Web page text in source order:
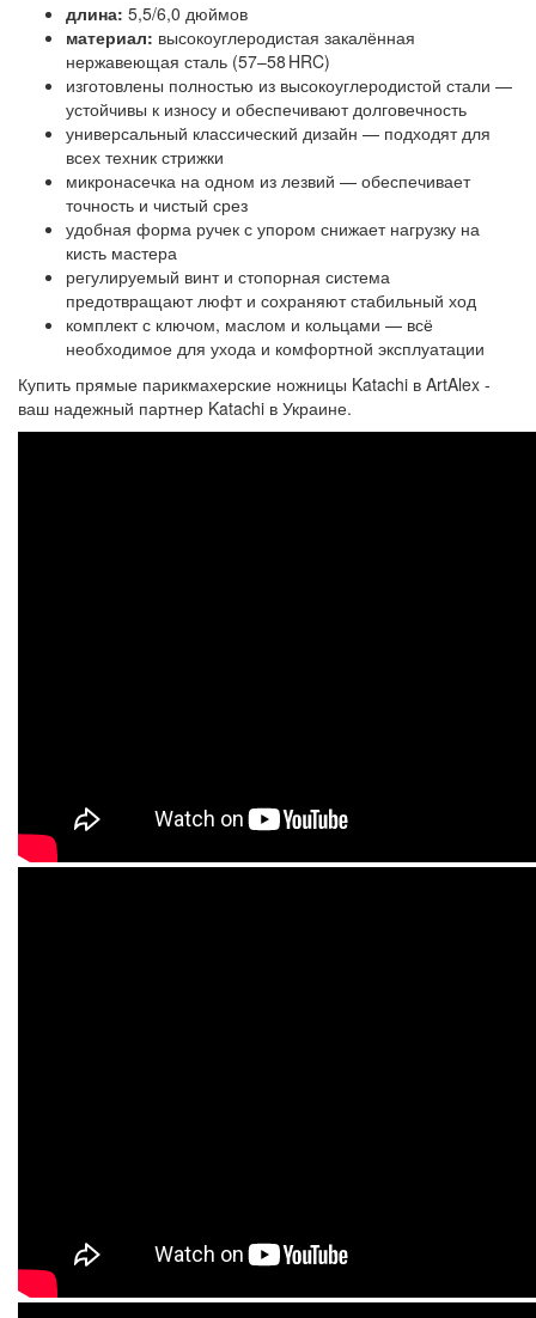
длина: 5,5/6,0 дюймов
материал: высокоуглеродистая закалённая
нержавеющая сталь (57–58 HRC)
изготовлены полностью из высокоуглеродистой стали —
устойчивы к износу и обеспечивают долговечность
универсальный классический дизайн — подходят для
всех техник стрижки
микронасечка на одном из лезвий — обеспечивает
точность и чистый срез
удобная форма ручек с упором снижает нагрузку на
кисть мастера
регулируемый винт и стопорная система
предотвращают люфт и сохраняют стабильный ход
комплект с ключом, маслом и кольцами — всё
необходимое для ухода и комфортной эксплуатации
Купить прямые парикмахерские ножницы Katachi в ArtAlex -
ваш надежный партнер Katachi в Украине.